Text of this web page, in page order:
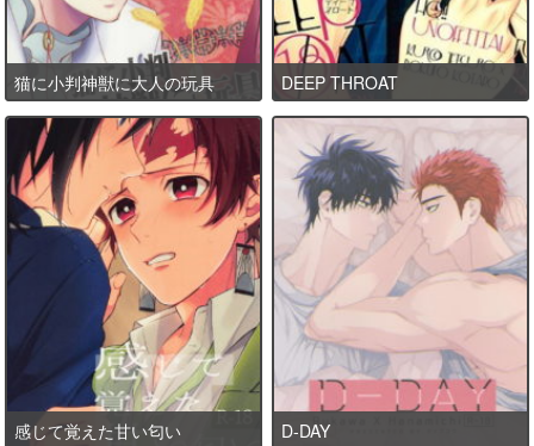
猫に小判神獣に大人の玩具 DEEP THROAT
感じて覚えた甘い匂い D-DAY